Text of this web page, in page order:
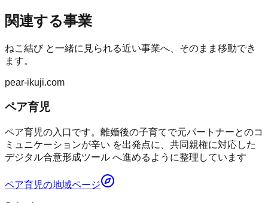
関連する事業
ねこ結びと一緒に見られる近い事業へ、そのまま移動でき
ます。
pear-ikuji.com
ペア育児
ペア育児の入口です。離婚後の子育てで元パートナーとのコ
ミュニケーションが辛い を出発点に、共同親権に対応した
デジタル合意形成ツール へ進めるように整理しています
ペア育児の地域ページ